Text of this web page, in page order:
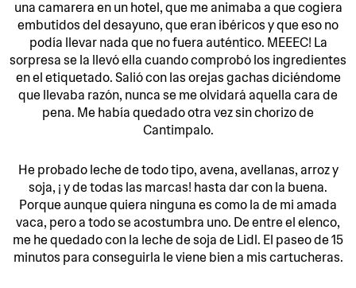
una camarera en un hotel, que me animaba a que cogiera
embutidos del desayuno, que eran ibéricos y que eso no
podía llevar nada que no fuera auténtico. MEEEC! La
sorpresa se la llevó ella cuando comprobó los ingredientes
en el etiquetado. Salió con las orejas gachas diciéndome
que llevaba razón, nunca se me olvidará aquella cara de
pena. Me había quedado otra vez sin chorizo de
Cantimpalo.
He probado leche de todo tipo, avena, avellanas, arroz y
soja, ¡ y de todas las marcas! hasta dar con la buena.
Porque aunque quiera ninguna es como la de mi amada
vaca, pero a todo se acostumbra uno. De entre el elenco,
me he quedado con la leche de soja de Lidl. El paseo de 15
minutos para conseguirla le viene bien a mis cartucheras.